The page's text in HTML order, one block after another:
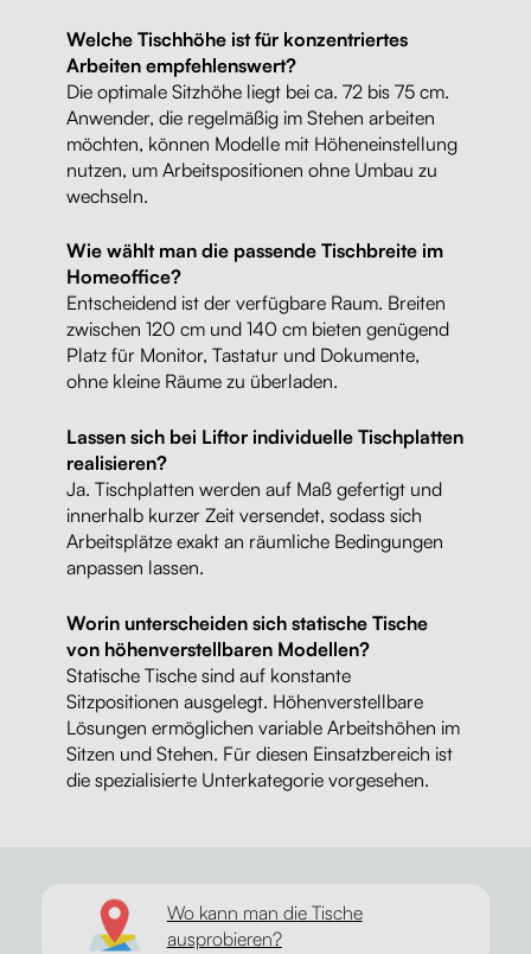
Welche Tischhöhe ist für konzentriertes
Arbeiten empfehlenswert?
Die optimale Sitzhöhe liegt bei ca. 72 bis 75 cm.
Anwender, die regelmäßig im Stehen arbeiten
möchten, können Modelle mit Höheneinstellung
nutzen, um Arbeitspositionen ohne Umbau zu
wechseln.
Wie wählt man die passende Tischbreite im
Homeoffice?
Entscheidend ist der verfügbare Raum. Breiten
zwischen 120 cm und 140 cm bieten genügend
Platz für Monitor, Tastatur und Dokumente,
ohne kleine Räume zu überladen.
Lassen sich bei Liftor individuelle Tischplatten
realisieren?
Ja. Tischplatten werden auf Maß gefertigt und
innerhalb kurzer Zeit versendet, sodass sich
Arbeitsplätze exakt an räumliche Bedingungen
anpassen lassen.
Worin unterscheiden sich statische Tische
von höhenverstellbaren Modellen?
Statische Tische sind auf konstante
Sitzpositionen ausgelegt. Höhenverstellbare
Lösungen ermöglichen variable Arbeitshöhen im
Sitzen und Stehen. Für diesen Einsatzbereich ist
die spezialisierte Unterkategorie vorgesehen.
Wo kann man die Tische
ausprobieren?